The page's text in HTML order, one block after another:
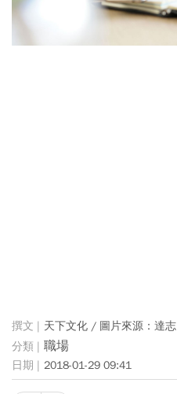
天下文化 / 圖片來源：達志
職場
2018-01-29 09:41